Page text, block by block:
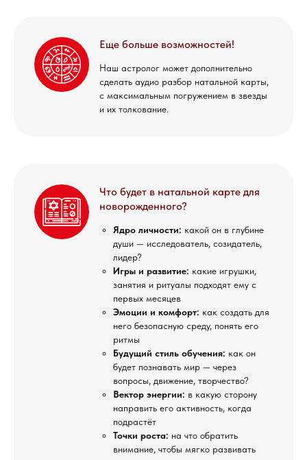
Еще больше возможностей!
Наш астролог может дополнительно
сделать аудио разбор натальной карты,
с максимальным погружением в звезды
и их толкование.
Что будет в натальной карте для
новорожденного?
Ядро личности: какой он в глубине
души — исследователь, созидатель,
лидер?
Игры и развитие: какие игрушки,
занятия и ритуалы подходят ему с
первых месяцев
Эмоции и комфорт: как создать для
него безопасную среду, понять его
ритмы
Будущий стиль обучения: как он
будет познавать мир — через
вопросы, движение, творчество?
Вектор энергии: в какую сторону
направить его активность, когда
подрастёт
Точки роста: на что обратить
внимание, чтобы мягко развивать